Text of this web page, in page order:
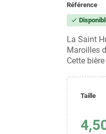
Référence
check
La Saint
Maroilles
Cette
Taille